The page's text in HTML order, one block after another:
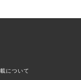
について